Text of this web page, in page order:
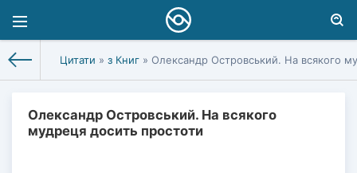
Цитати » з Книг » Олександр Островський. На всякого
Олександр Островський. На всякого
мудреця досить простоти